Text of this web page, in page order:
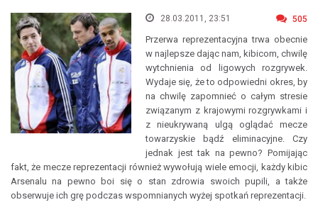
28.03.2011, 23:51 505
Przerwa reprezentacyjna trwa obecnie
w najlepsze dając nam, kibicom, chwilę
wytchnienia od ligowych rozgrywek.
Wydaje się, że to odpowiedni okres, by
na chwilę zapomnieć o całym stresie
związanym z krajowymi rozgrywkami i
z nieukrywaną ulgą oglądać mecze
towarzyskie bądź eliminacyjne. Czy
jednak jest tak na pewno? Pomijając
fakt, że mecze reprezentacji również wywołują wiele emocji, każdy kibic
Arsenalu na pewno boi się o stan zdrowia swoich pupili, a także
obserwuje ich grę podczas wspomnianych wyżej spotkań reprezentacji.